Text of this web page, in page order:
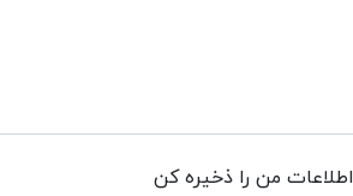
اطلاعات من را ذخیره کن